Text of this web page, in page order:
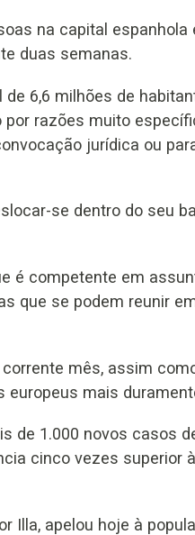
na capital
duas semanas.
6,6 milhões de
razões muito
jurídica ou
se dentro do seu
é competente em
que se podem reunir
mês, assim
mais
1.000 novos casos
cinco vezes superior
Illa, apelou hoje à